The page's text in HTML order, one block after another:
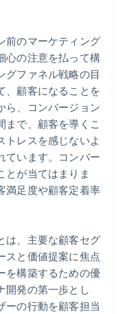
前のマーケティング
心の注意を払って構
グファネル戦略の目
、顧客になることを
ら、コンバージョン
まで、顧客を導くこ
トレスを感じないよ
ています。コンバー
とが当てはまりま
満足度や顧客定着率
は、主要な顧客セグ
スと価値提案に焦点
を構築するための優
開発の第一歩とし
ーの行動を顧客担当